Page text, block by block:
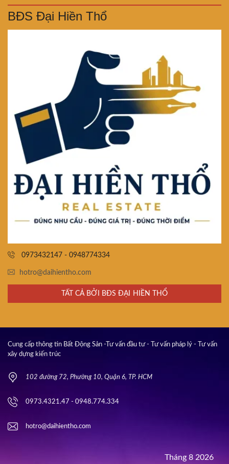
BĐS Đại Hiền Thổ
0973432147 - 0948774334
hotro@daihientho.com
TẤT CẢ BỞI BĐS ĐẠI HIỀN THỔ
Cung cấp thông tin Bất Động Sản -Tư vấn đầu tư - Tư vấn pháp lý - Tư vấn
xây dựng kiến trúc
102 đường 72, Phường 10, Quận 6, TP. HCM
0973.4321.47 - 0948.774.334
hotro@daihientho.com
Tháng 8 2026